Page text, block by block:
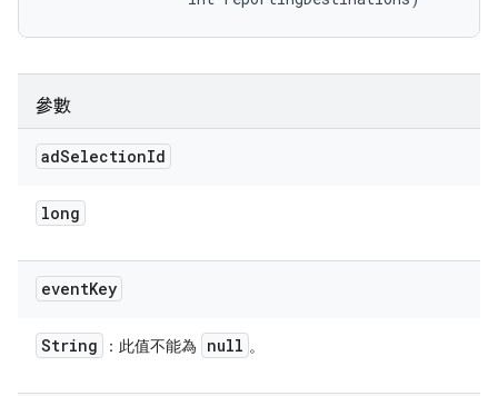
參數
adSelectionId
long
eventKey
String ：此值不能為 null 。